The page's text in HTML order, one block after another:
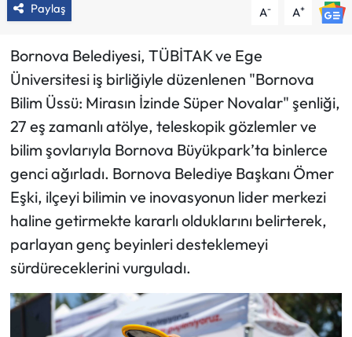
Paylaş A- A+
Bornova Belediyesi, TÜBİTAK ve Ege
Üniversitesi iş birliğiyle düzenlenen "Bornova
Bilim Üssü: Mirasın İzinde Süper Novalar" şenliği,
27 eş zamanlı atölye, teleskopik gözlemler ve
bilim şovlarıyla Bornova Büyükpark’ta binlerce
genci ağırladı. Bornova Belediye Başkanı Ömer
Eşki, ilçeyi bilimin ve inovasyonun lider merkezi
haline getirmekte kararlı olduklarını belirterek,
parlayan genç beyinleri desteklemeyi
sürdüreceklerini vurguladı.